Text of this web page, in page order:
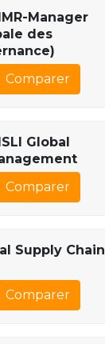
Manager
des
Comparer
Global
Comparer
Supply Chain
Comparer